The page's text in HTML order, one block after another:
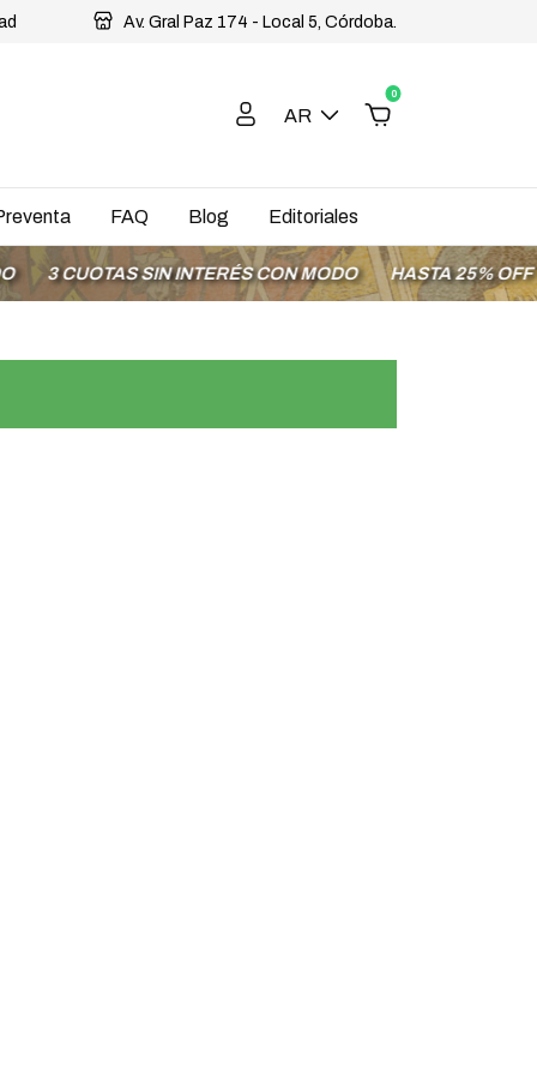
Av. Gral Paz 174 - Local 5, Córdoba.
AR
0
FAQ Blog Editoriales
SIN INTERÉS CON MODO HASTA 25% OFF EN LA